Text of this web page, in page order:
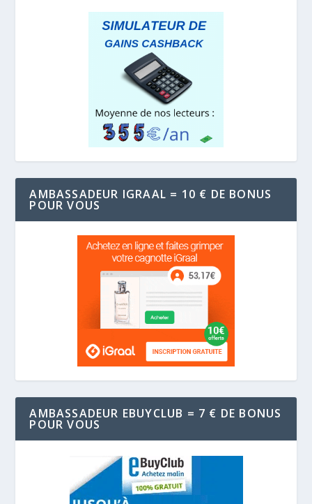
AMBASSADEUR IGRAAL = 10 € DE BONUS
POUR VOUS
AMBASSADEUR EBUYCLUB = 7 € DE BONUS
POUR VOUS